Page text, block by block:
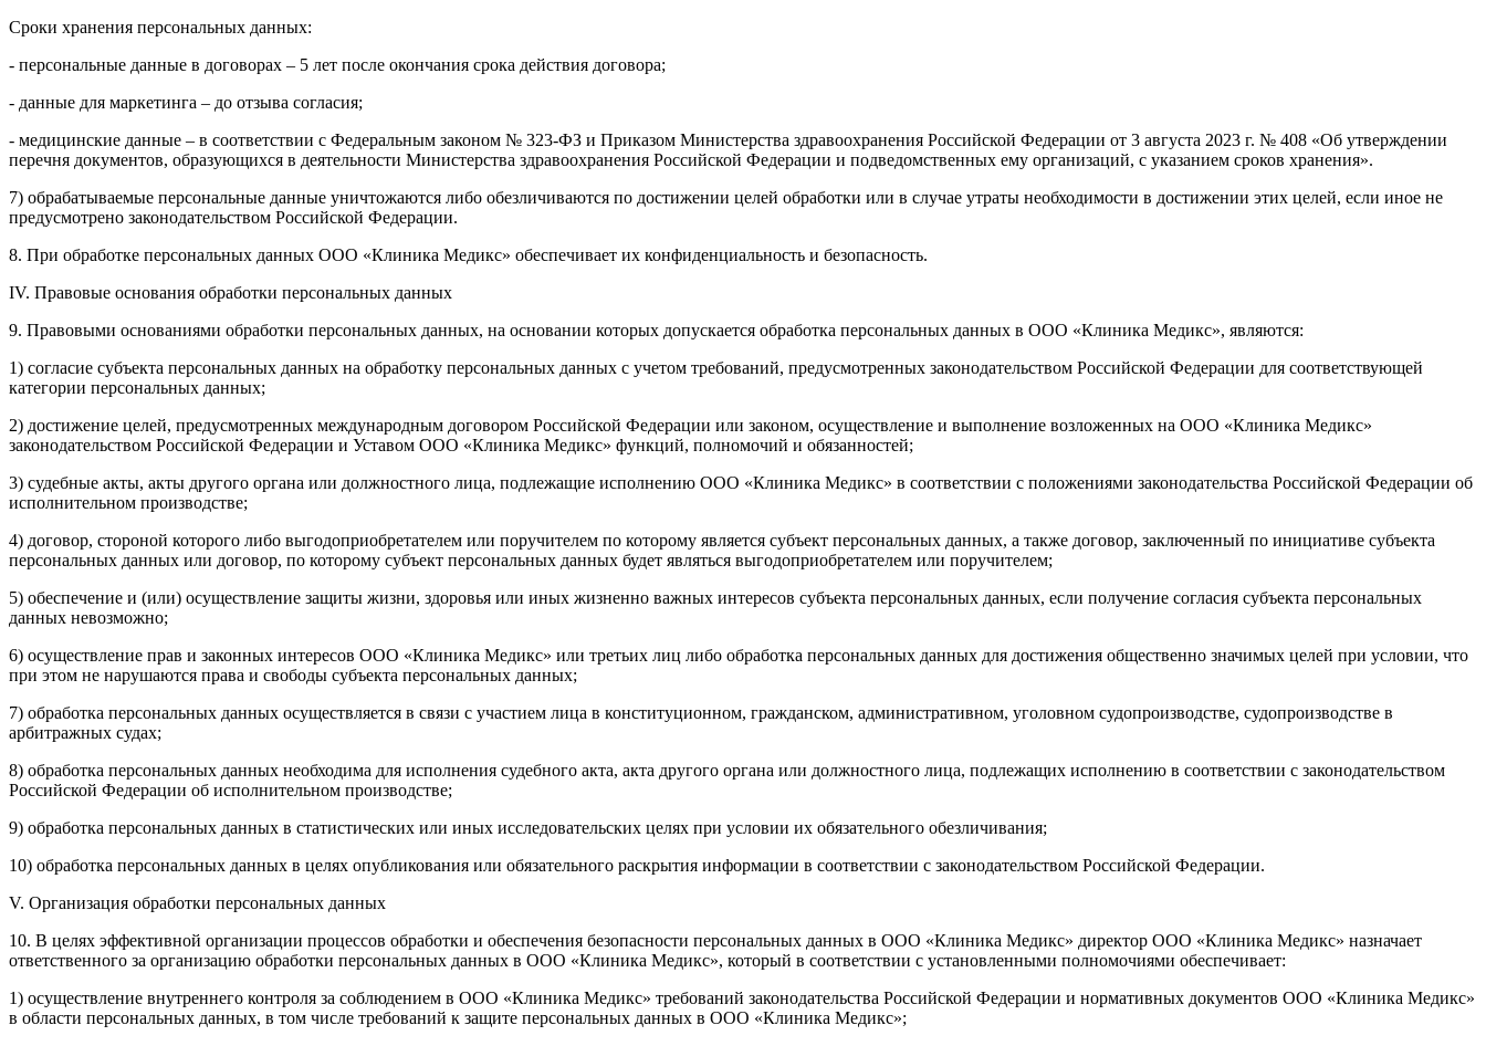
Сроки хранения персональных данных:
- персональные данные в договорах – 5 лет после окончания срока действия договора;
- данные для маркетинга – до отзыва согласия;
- медицинские данные – в соответствии с Федеральным законом № 323-ФЗ и Приказом Министерства здравоохранения Российской Федерации от 3 августа 2023 г. № 408 «Об утверждении
перечня документов, образующихся в деятельности Министерства здравоохранения Российской Федерации и подведомственных ему организаций, с указанием сроков хранения».
7) обрабатываемые персональные данные уничтожаются либо обезличиваются по достижении целей обработки или в случае утраты необходимости в достижении этих целей, если иное не
предусмотрено законодательством Российской Федерации.
8. При обработке персональных данных ООО «Клиника Медикс» обеспечивает их конфиденциальность и безопасность.
IV. Правовые основания обработки персональных данных
9. Правовыми основаниями обработки персональных данных, на основании которых допускается обработка персональных данных в ООО «Клиника Медикс», являются:
1) согласие субъекта персональных данных на обработку персональных данных с учетом требований, предусмотренных законодательством Российской Федерации для соответствующей
категории персональных данных;
2) достижение целей, предусмотренных международным договором Российской Федерации или законом, осуществление и выполнение возложенных на ООО «Клиника Медикс»
законодательством Российской Федерации и Уставом ООО «Клиника Медикс» функций, полномочий и обязанностей;
3) судебные акты, акты другого органа или должностного лица, подлежащие исполнению ООО «Клиника Медикс» в соответствии с положениями законодательства Российской Федерации об
исполнительном производстве;
4) договор, стороной которого либо выгодоприобретателем или поручителем по которому является субъект персональных данных, а также договор, заключенный по инициативе субъекта
персональных данных или договор, по которому субъект персональных данных будет являться выгодоприобретателем или поручителем;
5) обеспечение и (или) осуществление защиты жизни, здоровья или иных жизненно важных интересов субъекта персональных данных, если получение согласия субъекта персональных
данных невозможно;
6) осуществление прав и законных интересов ООО «Клиника Медикс» или третьих лиц либо обработка персональных данных для достижения общественно значимых целей при условии, что
при этом не нарушаются права и свободы субъекта персональных данных;
7) обработка персональных данных осуществляется в связи с участием лица в конституционном, гражданском, административном, уголовном судопроизводстве, судопроизводстве в
арбитражных судах;
8) обработка персональных данных необходима для исполнения судебного акта, акта другого органа или должностного лица, подлежащих исполнению в соответствии с законодательством
Российской Федерации об исполнительном производстве;
9) обработка персональных данных в статистических или иных исследовательских целях при условии их обязательного обезличивания;
10) обработка персональных данных в целях опубликования или обязательного раскрытия информации в соответствии с законодательством Российской Федерации.
V. Организация обработки персональных данных
10. В целях эффективной организации процессов обработки и обеспечения безопасности персональных данных в ООО «Клиника Медикс» директор ООО «Клиника Медикс» назначает
ответственного за организацию обработки персональных данных в ООО «Клиника Медикс», который в соответствии с установленными полномочиями обеспечивает:
1) осуществление внутреннего контроля за соблюдением в ООО «Клиника Медикс» требований законодательства Российской Федерации и нормативных документов ООО «Клиника Медикс»
в области персональных данных, в том числе требований к защите персональных данных в ООО «Клиника Медикс»;